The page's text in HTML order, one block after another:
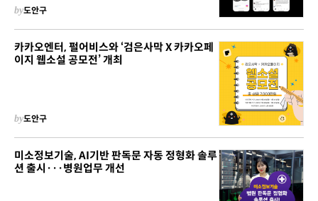
by도안구
카카오엔터, 펄어비스와 ‘검은사막 X 카카오페
이지 웹소설 공모전’ 개최
by도안구
미소정보기술, AI기반 판독문 자동 정형화 솔루
션 출시···병원업무 개선